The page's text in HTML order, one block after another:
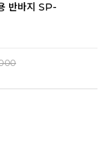
반바지 SP-